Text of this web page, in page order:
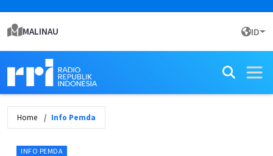
MALINAU ID
Home Info Pemda
INFO PEMDA